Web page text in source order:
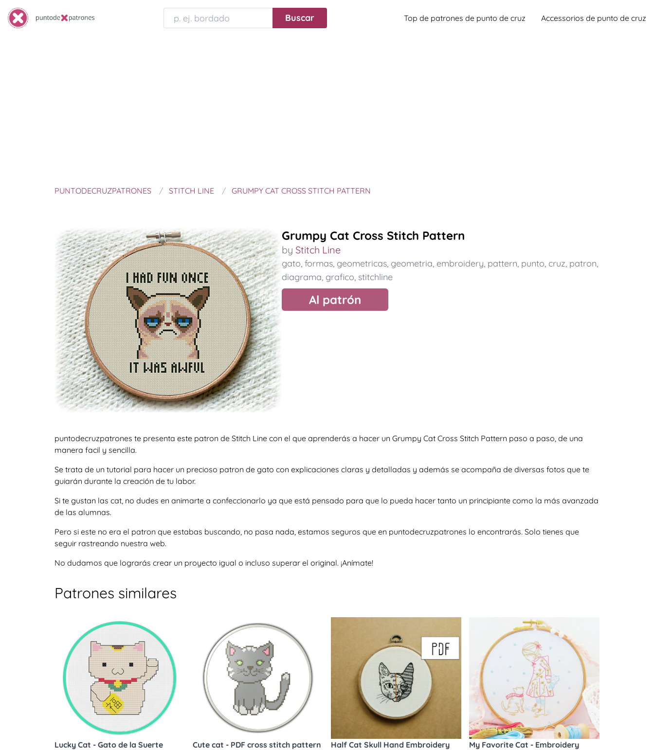
Top de patrones de punto de cruz Accessorios de punto de cruz
PUNTODECRUZPATRONES STITCH LINE GRUMPY CAT CROSS STITCH PATTERN
Grumpy Cat Cross Stitch Pattern
by Stitch Line
gato, formas, geometricas, geometria, embroidery, pattern, punto, cruz, patron,
diagrama, grafico, stitchline
Al patrón
puntodecruzpatrones te presenta este patron de Stitch Line con el que aprenderás a hacer un Grumpy Cat Cross Stitch Pattern paso a paso, de una
manera facil y sencilla.
Se trata de un tutorial para hacer un precioso patron de gato con explicaciones claras y detalladas y además se acompaña de diversas fotos que te
guiarán durante la creación de tu labor.
Si te gustan las cat, no dudes en animarte a confeccionarlo ya que está pensado para que lo pueda hacer tanto un principiante como la más avanzada
de las alumnas.
Pero si este no era el patron que estabas buscando, no pasa nada, estamos seguros que en puntodecruzpatrones lo encontrarás. Solo tienes que
seguir rastreando nuestra web.
No dudamos que lograrás crear un proyecto igual o incluso superar el original. ¡Anímate!
Patrones similares
Lucky Cat - Gato de la Suerte Cute cat - PDF cross stitch pattern
Half Cat Skull Hand Embroidery
My Favorite Cat - Embroidery